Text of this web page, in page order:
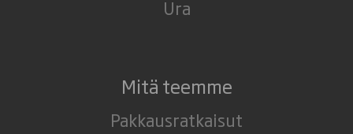
Ura
Mitä teemme
Pakkausratkaisut